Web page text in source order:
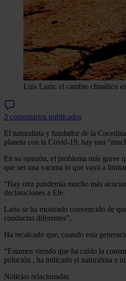
Luis Laria: el cambio climático
3 comentarios publicados
El naturalista y fundador de la
planeta con la Covid-19, hay una
En su opinión, el problema más grave
que ser una vacuna lo que vaya a
“Hay otra pandemia mucho más
declaraciones a Efe.
Laria se ha mostrado convencido de
conductas diferentes”.
Ha recalcado que, cuando esta
“Estamos viendo que ha caído la
polución , ha indicado el naturalista e
Noticias relacionadas